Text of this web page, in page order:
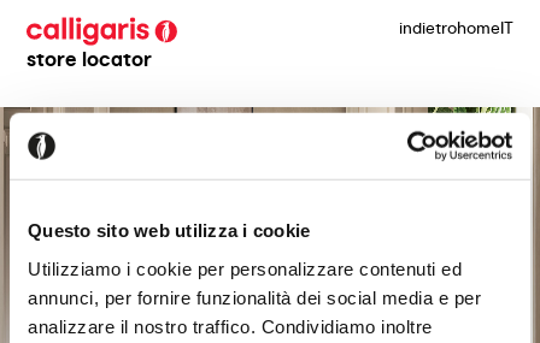
Questo sito web utilizza i cookie
Utilizziamo i cookie per personalizzare contenuti ed
annunci, per fornire funzionalità dei social media e per
analizzare il nostro traffico. Condividiamo inoltre
store locator
indietrohomeIT